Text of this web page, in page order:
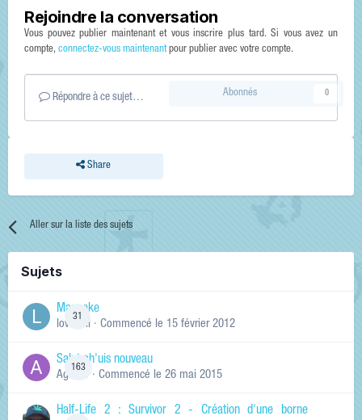
Rejoindre la conversation
Vous pouvez publier maintenant et vous inscrire plus tard. Si vous avez un
compte, connectez-vous maintenantpour publier avec votre compte.
Répondre à ce sujet…
Share
Abonnés 0
Aller sur la liste des sujets
Sujets
31
Manneke
lowskill · Commencé le 15 février 2012
163
Salut ch'uis nouveau
Ag0Nie · Commencé le 26 mai 2015
Half-Life 2 : Survivor 2 - Création d'une borne